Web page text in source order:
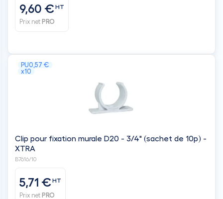
9,60 €HT
Prix net PRO
PU0,57 €
x10
Clip pour fixation murale D20 - 3/4" (sachet de 10p) -
XTRA
B7616/10
5,71 €HT
Prix net PRO